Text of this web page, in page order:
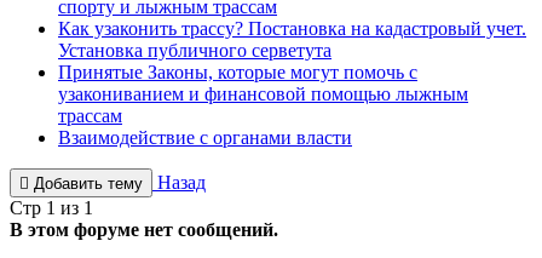
спорту и лыжным трассам
Как узаконить трассу? Постановка на кадастровый учет.
Установка публичного серветута
Принятые Законы, которые могут помочь с
узакониванием и финансовой помощью лыжным
трассам
Взаимодействие с органами власти
Добавить тему
Назад
Стр 1 из 1
В этом форуме нет сообщений.